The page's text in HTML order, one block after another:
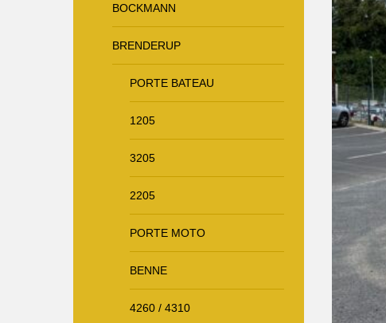
BOCKMANN
BRENDERUP
PORTE BATEAU
1205
3205
2205
PORTE MOTO
BENNE
4260 / 4310